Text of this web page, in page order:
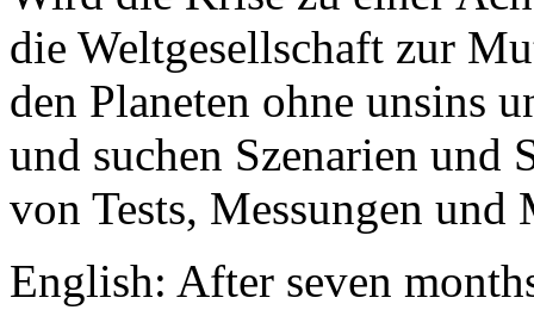
die Weltgesellschaft zur
den Planeten ohne unsins
und suchen Szenarien und
von Tests, Messungen und
English: After seven